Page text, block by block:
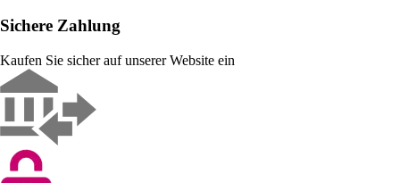
Sichere Zahlung
Kaufen Sie sicher auf unserer Website ein